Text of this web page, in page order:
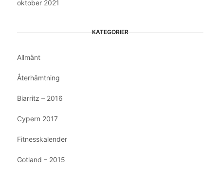
oktober 2021
KATEGORIER
Allmänt
Återhämtning
Biarritz – 2016
Cypern 2017
Fitnesskalender
Gotland – 2015